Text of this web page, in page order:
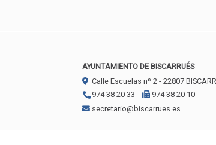
AYUNTAMIENTO DE BISCARRUÉS
Calle Escuelas nº 2 - 22807
974 38 20 33
974 38 20 10
secretario@biscarrues.es